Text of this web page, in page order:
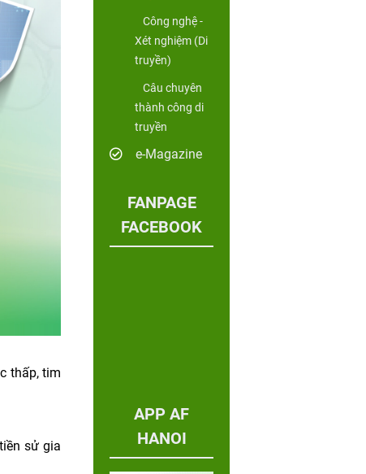
thấp, tim
sử gia
Công nghệ -
Xét nghiệm (Di
truyền)
Câu chuyên
thành công di
truyền
e-Magazine
FANPAGE
FACEBOOK
APP AF
HANOI